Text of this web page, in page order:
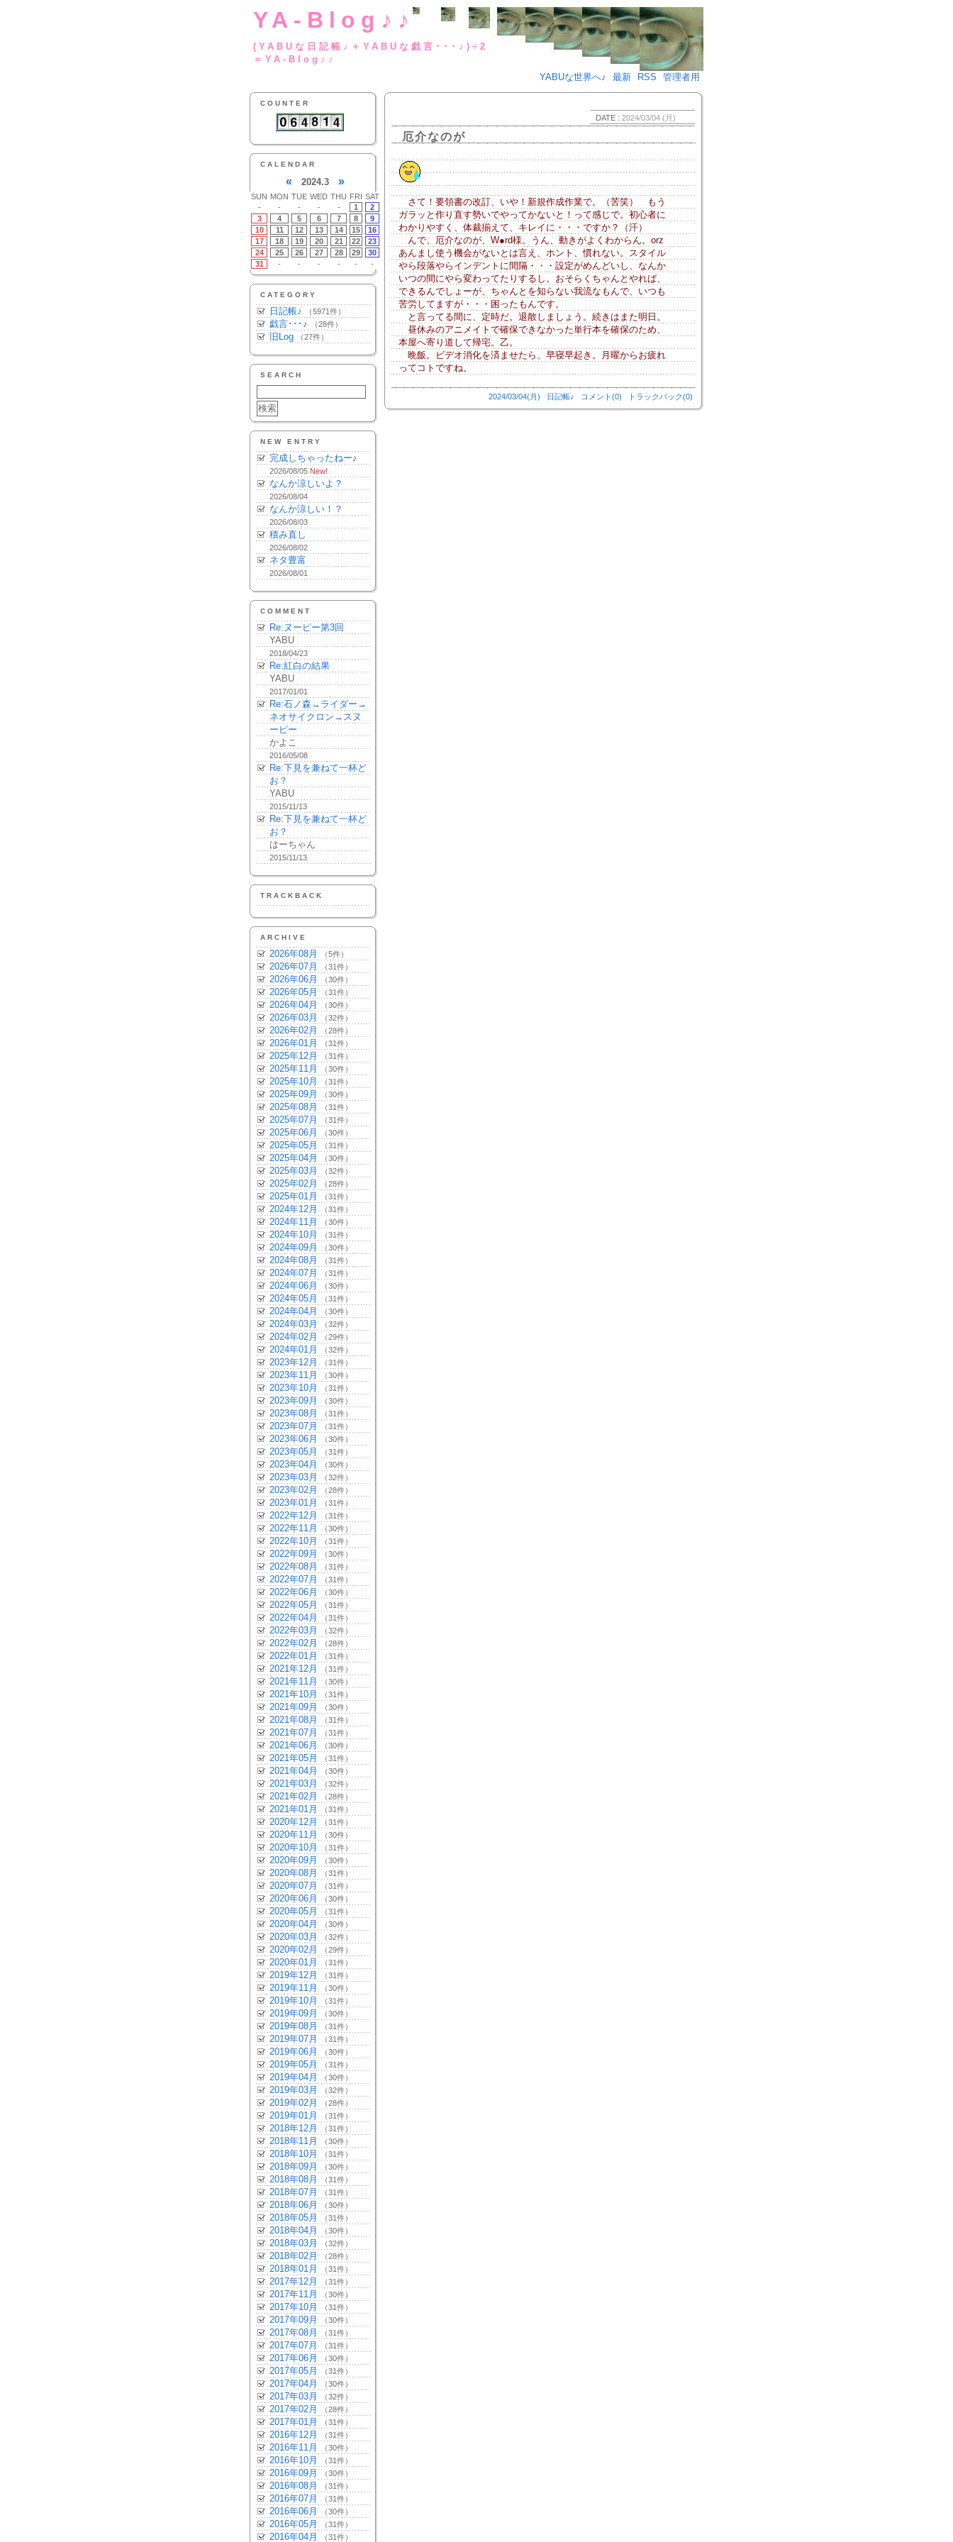
YA-Blog♪♪
(YABUな日記帳♪＋YABUな戯言･･･♪)÷2
＝YA-Blog♪♪
YABUな世界へ♪
最新 RSS 管理者用
COUNTER
CALENDAR
« 2024.3 »
SUN MON TUE WED THU FRI SAT
-
- - - - 1
2
3
4 5 6 7 8
9
10
11 12 13 14 15
16
17
18 19 20 21 22
23
24
25 26 27 28 29
30
31
- - - - - -
CATEGORY
日記帳♪ （5971件）
戯言･･･♪ （28件）
旧Log （27件）
SEARCH
NEW ENTRY
完成しちゃったねー♪
2026/08/05 New!
なんか涼しいよ？
2026/08/04
なんか涼しい！？
2026/08/03
積み直し
2026/08/02
ネタ豊富
2026/08/01
COMMENT
Re:ヌーピー第3回
YABU
2018/04/23
Re:紅白の結果
YABU
2017/01/01
Re:石ノ森→ライダー→
ネオサイクロン→スヌ
ーピー
かよこ
2016/05/08
Re:下見を兼ねて一杯ど
お？
YABU
2015/11/13
Re:下見を兼ねて一杯ど
お？
はーちゃん
2015/11/13
TRACKBACK
ARCHIVE
2026年08月 （5件）
2026年07月 （31件）
2026年06月 （30件）
2026年05月 （31件）
2026年04月 （30件）
2026年03月 （32件）
2026年02月 （28件）
2026年01月 （31件）
2025年12月 （31件）
2025年11月 （30件）
2025年10月 （31件）
2025年09月 （30件）
2025年08月 （31件）
2025年07月 （31件）
2025年06月 （30件）
2025年05月 （31件）
2025年04月 （30件）
2025年03月 （32件）
2025年02月 （28件）
2025年01月 （31件）
2024年12月 （31件）
2024年11月 （30件）
2024年10月 （31件）
2024年09月 （30件）
2024年08月 （31件）
2024年07月 （31件）
2024年06月 （30件）
2024年05月 （31件）
2024年04月 （30件）
2024年03月 （32件）
2024年02月 （29件）
2024年01月 （32件）
2023年12月 （31件）
2023年11月 （30件）
2023年10月 （31件）
2023年09月 （30件）
2023年08月 （31件）
2023年07月 （31件）
2023年06月 （30件）
2023年05月 （31件）
2023年04月 （30件）
2023年03月 （32件）
2023年02月 （28件）
2023年01月 （31件）
2022年12月 （31件）
2022年11月 （30件）
2022年10月 （31件）
2022年09月 （30件）
2022年08月 （31件）
2022年07月 （31件）
2022年06月 （30件）
2022年05月 （31件）
2022年04月 （31件）
2022年03月 （32件）
2022年02月 （28件）
2022年01月 （31件）
2021年12月 （31件）
2021年11月 （30件）
2021年10月 （31件）
2021年09月 （30件）
2021年08月 （31件）
2021年07月 （31件）
2021年06月 （30件）
2021年05月 （31件）
2021年04月 （30件）
2021年03月 （32件）
2021年02月 （28件）
2021年01月 （31件）
2020年12月 （31件）
2020年11月 （30件）
2020年10月 （31件）
2020年09月 （30件）
2020年08月 （31件）
2020年07月 （31件）
2020年06月 （30件）
2020年05月 （31件）
2020年04月 （30件）
2020年03月 （32件）
2020年02月 （29件）
2020年01月 （31件）
2019年12月 （31件）
2019年11月 （30件）
2019年10月 （31件）
2019年09月 （30件）
2019年08月 （31件）
2019年07月 （31件）
2019年06月 （30件）
2019年05月 （31件）
2019年04月 （30件）
2019年03月 （32件）
2019年02月 （28件）
2019年01月 （31件）
2018年12月 （31件）
2018年11月 （30件）
2018年10月 （31件）
2018年09月 （30件）
2018年08月 （31件）
2018年07月 （31件）
2018年06月 （30件）
2018年05月 （31件）
2018年04月 （30件）
2018年03月 （32件）
2018年02月 （28件）
2018年01月 （31件）
2017年12月 （31件）
2017年11月 （30件）
2017年10月 （31件）
2017年09月 （30件）
2017年08月 （31件）
2017年07月 （31件）
2017年06月 （30件）
2017年05月 （31件）
2017年04月 （30件）
2017年03月 （32件）
2017年02月 （28件）
2017年01月 （31件）
2016年12月 （31件）
2016年11月 （30件）
2016年10月 （31件）
2016年09月 （30件）
2016年08月 （31件）
2016年07月 （31件）
2016年06月 （30件）
2016年05月 （31件）
2016年04月 （31件）
DATE : 2024/03/04 (月)
厄介なのが
さて！要領書の改訂、いや！新規作成作業で。（苦笑） もう
ガラッと作り直す勢いでやってかないと！って感じで。初心者に
わかりやすく、体裁揃えて、キレイに・・・ですか？（汗）
んで、厄介なのが、W●rd様。うん、動きがよくわからん。orz
あんまし使う機会がないとは言え、ホント、慣れない。スタイル
やら段落やらインデントに間隔・・・設定がめんどいし、なんか
いつの間にやら変わってたりするし。おそらくちゃんとやれば、
できるんでしょーが、ちゃんとを知らない我流なもんで、いつも
苦労してますが・・・困ったもんです。
と言ってる間に、定時だ。退散しましょう。続きはまた明日。
昼休みのアニメイトで確保できなかった単行本を確保のため、
本屋へ寄り道して帰宅。乙。
晩飯。ビデオ消化を済ませたら、早寝早起き。月曜からお疲れ
ってコトですね。
2024/03/04(月) 日記帳♪ コメント(0) トラックバック(0)